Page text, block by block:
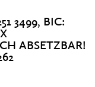
3499, BIC:
ABSETZBAR!